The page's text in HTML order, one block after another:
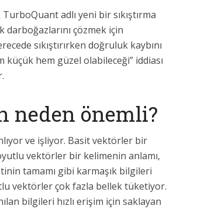
adlı yeni bir sıkıştırma
darboğazlarını çözmek için
sıkıştırırken doğruluk kaybını
küçük hem güzel olabileceği” iddiası
neden önemli?
ve işliyor. Basit vektörler bir
vektörler bir kelimenin anlamı,
tamamı gibi karmaşık bilgileri
vektörler çok fazla bellek tüketiyor.
bilgileri hızlı erişim için saklayan